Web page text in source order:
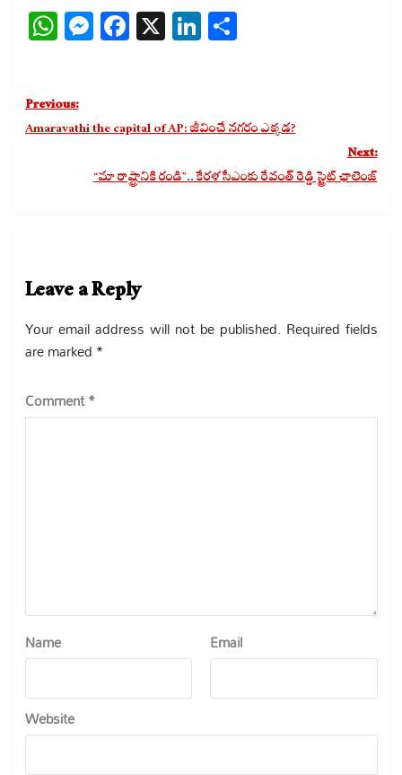
WhatsApp
Messenger
Facebook
X LinkedIn
Share
Post
navigation
Previous:
Amaravathi the capital of AP: జీవించే నగరం ఎక్కడ?
Next:
“మా రాష్ట్రానికి రండి”.. కేరళ సీఎం‌కు రేవంత్ రెడ్డి స్ట్రైట్ ఛాలెంజ్
Leave a Reply
Your email address will not be published. Required fields
are marked *
Comment*
Name Email
Website